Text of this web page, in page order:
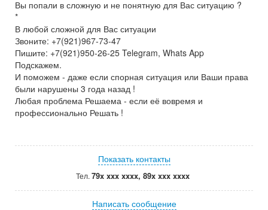
Вы попали в сложную и не понятную для Вас ситуацию ?
*
В любой сложной для Вас ситуации
Звоните: +7(921)967-73-47
Пишите: +7(921)950-26-25 Telegram, Whats App
Подскажем.
И поможем - даже если спорная ситуация или Ваши права
были нарушены 3 года назад !
Любая проблема Решаема - если её вовремя и
профессионально Решать !
Показать контакты
Тел. 79x xxx xxxx, 89x xxx xxxx
Написать сообщение